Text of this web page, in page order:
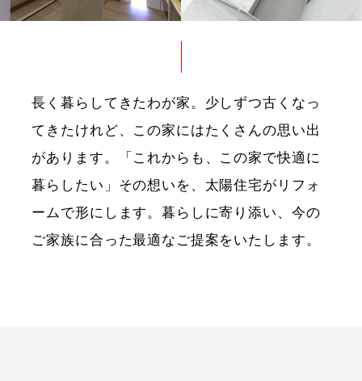
長く暮らしてきたわが家。少しずつ古くなっ
てきたけれど、この家にはたくさんの思い出
があります。「これからも、この家で快適に
暮らしたい」その想いを、太陽住宅がリフォ
ームで形にします。暮らしに寄り添い、今の
ご家族に合った最適なご提案をいたします。